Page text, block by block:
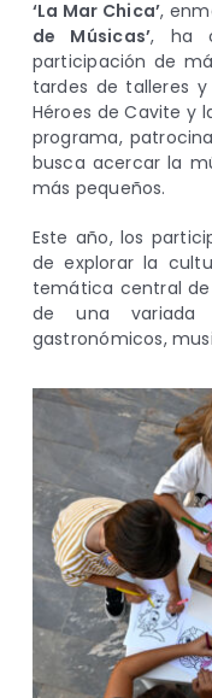
‘La Mar Chica’,
de Músicas’, ha
participación de
tardes de talleres
Héroes de Cavite y
programa,
busca acercar la
más pequeños.
Este año, los
de explorar la
temática central
de una variada
gastronómicos,